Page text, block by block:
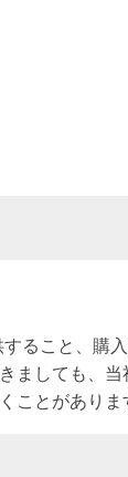
ること、購
ましても、
ことがありま